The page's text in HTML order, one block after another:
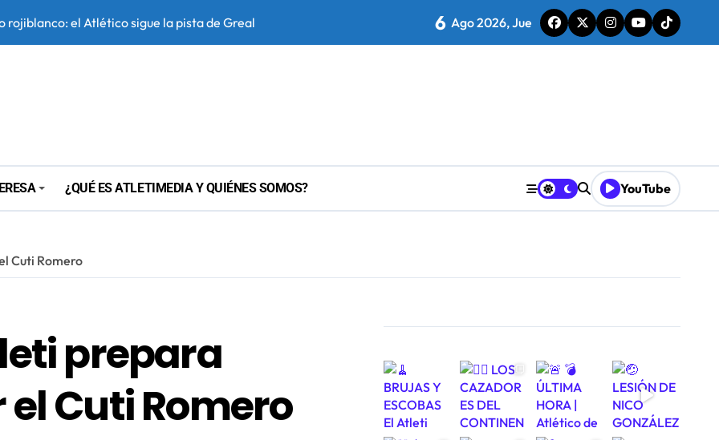
26/27, bajo lupa
6 Ago 2026, Jue
¿QUÉ ES ATLETIMEDIA Y QUIÉNES SOMOS? YouTube
Cuti Romero
prepara
Cuti Romero